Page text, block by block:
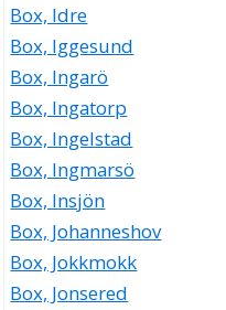
Box, Idre
Box, Iggesund
Box, Ingarö
Box, Ingatorp
Box, Ingelstad
Box, Ingmarsö
Box, Insjön
Box, Johanneshov
Box, Jokkmokk
Box, Jonsered